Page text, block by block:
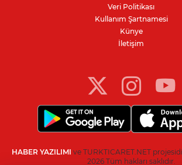
Bursa'da 100 dönümde
gübreyle nektarin ve
Veri Politikası
Kullanım Şartnamesi
Künye
İletişim
HABER YAZILIMI ve TURKTICARET.NET
2026 Tüm hakları saklıdır.